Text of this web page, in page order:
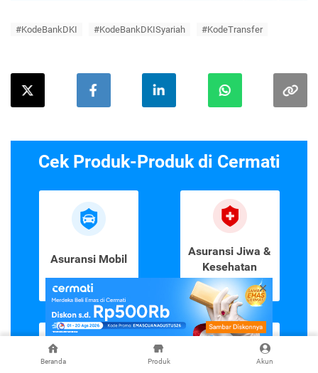
Beranda Produk Akun
#KodeBankDKI #KodeBankDKISyariah #KodeTransfer
Cek Produk-Produk di Cermati
Asuransi Mobil
Lihat Detail
Asuransi Jiwa &
Kesehatan
Lihat Detail